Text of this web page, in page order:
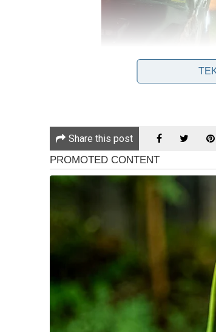
REMBAU, 26 Feb 2026 – Seorang
Chegubard, mengalami kemalangan
melintas di laluan pemanduannya di
Menurut Deputi Superintendan Azmi
Km 7.3, Jalan Chengkau–Pilin–Lubuk
Rembau menuju ke Kampung Lada
Share this post